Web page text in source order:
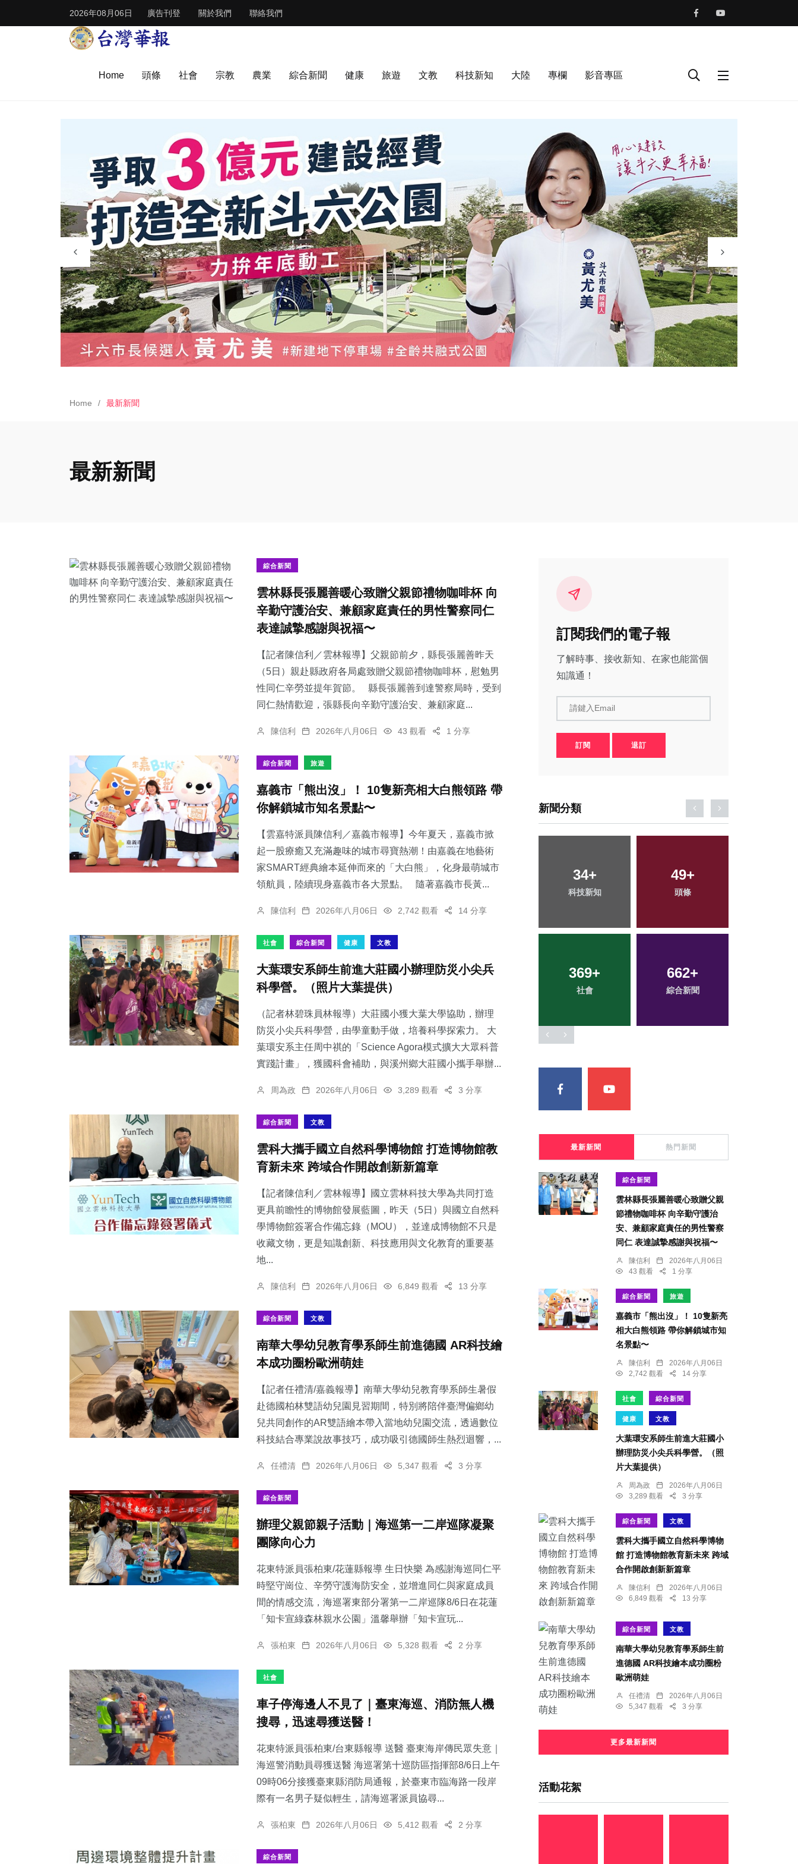
2026年08月06日 廣告刊登 關於我們 聯絡我們
Home 頭條 社會 宗教 農業 綜合新聞 健康 旅遊 文教 科技新知 大陸 專欄 影音專區
Home 最新新聞
最新新聞
綜合新聞
雲林縣長張麗善暖心致贈父親節禮物咖啡杯 向
辛勤守護治安、兼顧家庭責任的男性警察同仁
表達誠摯感謝與祝福〜
【記者陳信利／雲林報導】父親節前夕，縣長張麗善昨天
（5日）親赴縣政府各局處致贈父親節禮物咖啡杯，慰勉男
性同仁辛勞並提年賀節。 縣長張麗善到達警察局時，受到
同仁熱情歡迎，張縣長向辛勤守護治安、兼顧家庭...
陳信利 2026年八月06日 43 觀看 1 分享
綜合新聞 旅遊
嘉義市「熊出沒」！ 10隻新亮相大白熊領路 帶
你解鎖城市知名景點〜
【雲嘉特派員陳信利／嘉義市報導】今年夏天，嘉義市掀
起一股療癒又充滿趣味的城市尋寶熱潮！由嘉義在地藝術
家SMART經典繪本延伸而來的「大白熊」，化身最萌城市
領航員，陸續現身嘉義市各大景點。 隨著嘉義市長黃...
陳信利 2026年八月06日 2,742 觀看 14 分享
社會 綜合新聞 健康 文教
大葉環安系師生前進大莊國小辦理防災小尖兵
科學營。（照片大葉提供）
（記者林碧珠員林報導）大莊國小獲大葉大學協助，辦理
防災小尖兵科學營，由學童動手做，培養科學探索力。 大
葉環安系主任周中祺的「Science Agora模式擴大大眾科普
實踐計畫」，獲國科會補助，與溪州鄉大莊國小攜手舉辦...
周為政 2026年八月06日 3,289 觀看 3 分享
綜合新聞 文教
雲科大攜手國立自然科學博物館 打造博物館教
育新未來 跨域合作開啟創新新篇章
【記者陳信利／雲林報導】國立雲林科技大學為共同打造
更具前瞻性的博物館發展藍圖，昨天（5日）與國立自然科
學博物館簽署合作備忘錄（MOU），並達成博物館不只是
收藏文物，更是知識創新、科技應用與文化教育的重要基
地...
陳信利 2026年八月06日 6,849 觀看 13 分享
綜合新聞 文教
南華大學幼兒教育學系師生前進德國 AR科技繪
本成功圈粉歐洲萌娃
【記者任禮清/嘉義報導】南華大學幼兒教育學系師生暑假
赴德國柏林雙語幼兒園見習期間，特別將陪伴臺灣偏鄉幼
兒共同創作的AR雙語繪本帶入當地幼兒園交流，透過數位
科技結合專業說故事技巧，成功吸引德國師生熱烈迴響，...
任禮清 2026年八月06日 5,347 觀看 3 分享
綜合新聞
辦理父親節親子活動｜海巡第一二岸巡隊凝聚
團隊向心力
花東特派員張柏東/花蓮縣報導 生日快樂 為感謝海巡同仁平
時堅守崗位、辛勞守護海防安全，並增進同仁與家庭成員
間的情感交流，海巡署東部分署第一二岸巡隊8/6日在花蓮
「知卡宣綠森林親水公園」溫馨舉辦「知卡宣玩...
張柏東 2026年八月06日 5,328 觀看 2 分享
社會
車子停海邊人不見了｜臺東海巡、消防無人機
搜尋，迅速尋獲送醫！
花東特派員張柏東/台東縣報導 送醫 臺東海岸傳民眾失意｜
海巡警消動員尋獲送醫 海巡署第十巡防區指揮部8/6日上午
09時06分接獲臺東縣消防局通報，於臺東市臨海路一段岸
際有一名男子疑似輕生，請海巡署派員協尋...
張柏東 2026年八月06日 5,412 觀看 2 分享
綜合新聞
訂閱我們的電子報
了解時事、接收新知、在家也能當個
知識通！
請鍵入Email
訂閱 退訂
新聞分類
206+
216+
文教
113+ 72+
農業
151+
旅遊
34+
科技新知
49+
369+
社會
662
65+
宗教
206+
健康
2+
大陸
216+
文教
最新新聞 熱門新聞
綜合新聞
雲林縣長張麗善暖心致贈父親
節禮物咖啡杯 向辛勤守護治
安、兼顧家庭責任的男性警察
同仁 表達誠摯感謝與祝福〜
陳信利
2026年八月06日
43 觀看
1 分享
綜合新聞 旅遊
嘉義市「熊出沒」！ 10隻新亮
相大白熊領路 帶你解鎖城市知
名景點〜
陳信利
2026年八月06日
2,742 觀看
14 分享
社會 綜合新聞
健康 文教
大葉環安系師生前進大莊國小
辦理防災小尖兵科學營。（照
片大葉提供）
周為政
2026年八月06日
3,289 觀看
3 分享
綜合新聞 文教
雲科大攜手國立自然科學博物
館 打造博物館教育新未來 跨域
合作開啟創新新篇章
陳信利
2026年八月06日
6,849 觀看
13 分享
綜合新聞 文教
南華大學幼兒教育學系師生前
進德國 AR科技繪本成功圈粉
歐洲萌娃
任禮清
2026年八月06日
5,347 觀看
3 分享
更多最新新聞
活動花絮